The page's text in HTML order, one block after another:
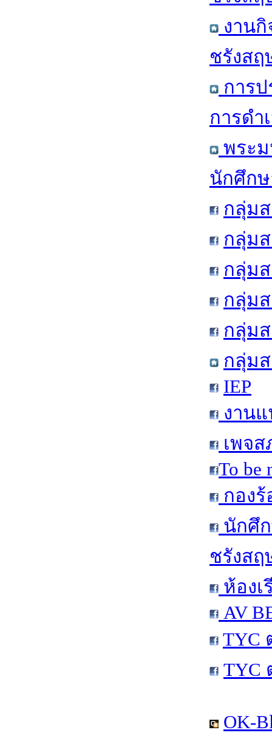
งาน
ชรังสฤ
การ
การดำ
พระ
นักศึก
กลุ่ม
กลุ่ม
กลุ่ม
กลุ่ม
กลุ่ม
กลุ่ม
IEP
งาน
เพจ
To be
กอง
นักศึ
ชรังสฤ
ห้องเ
AV
TYC
TYC
OK-